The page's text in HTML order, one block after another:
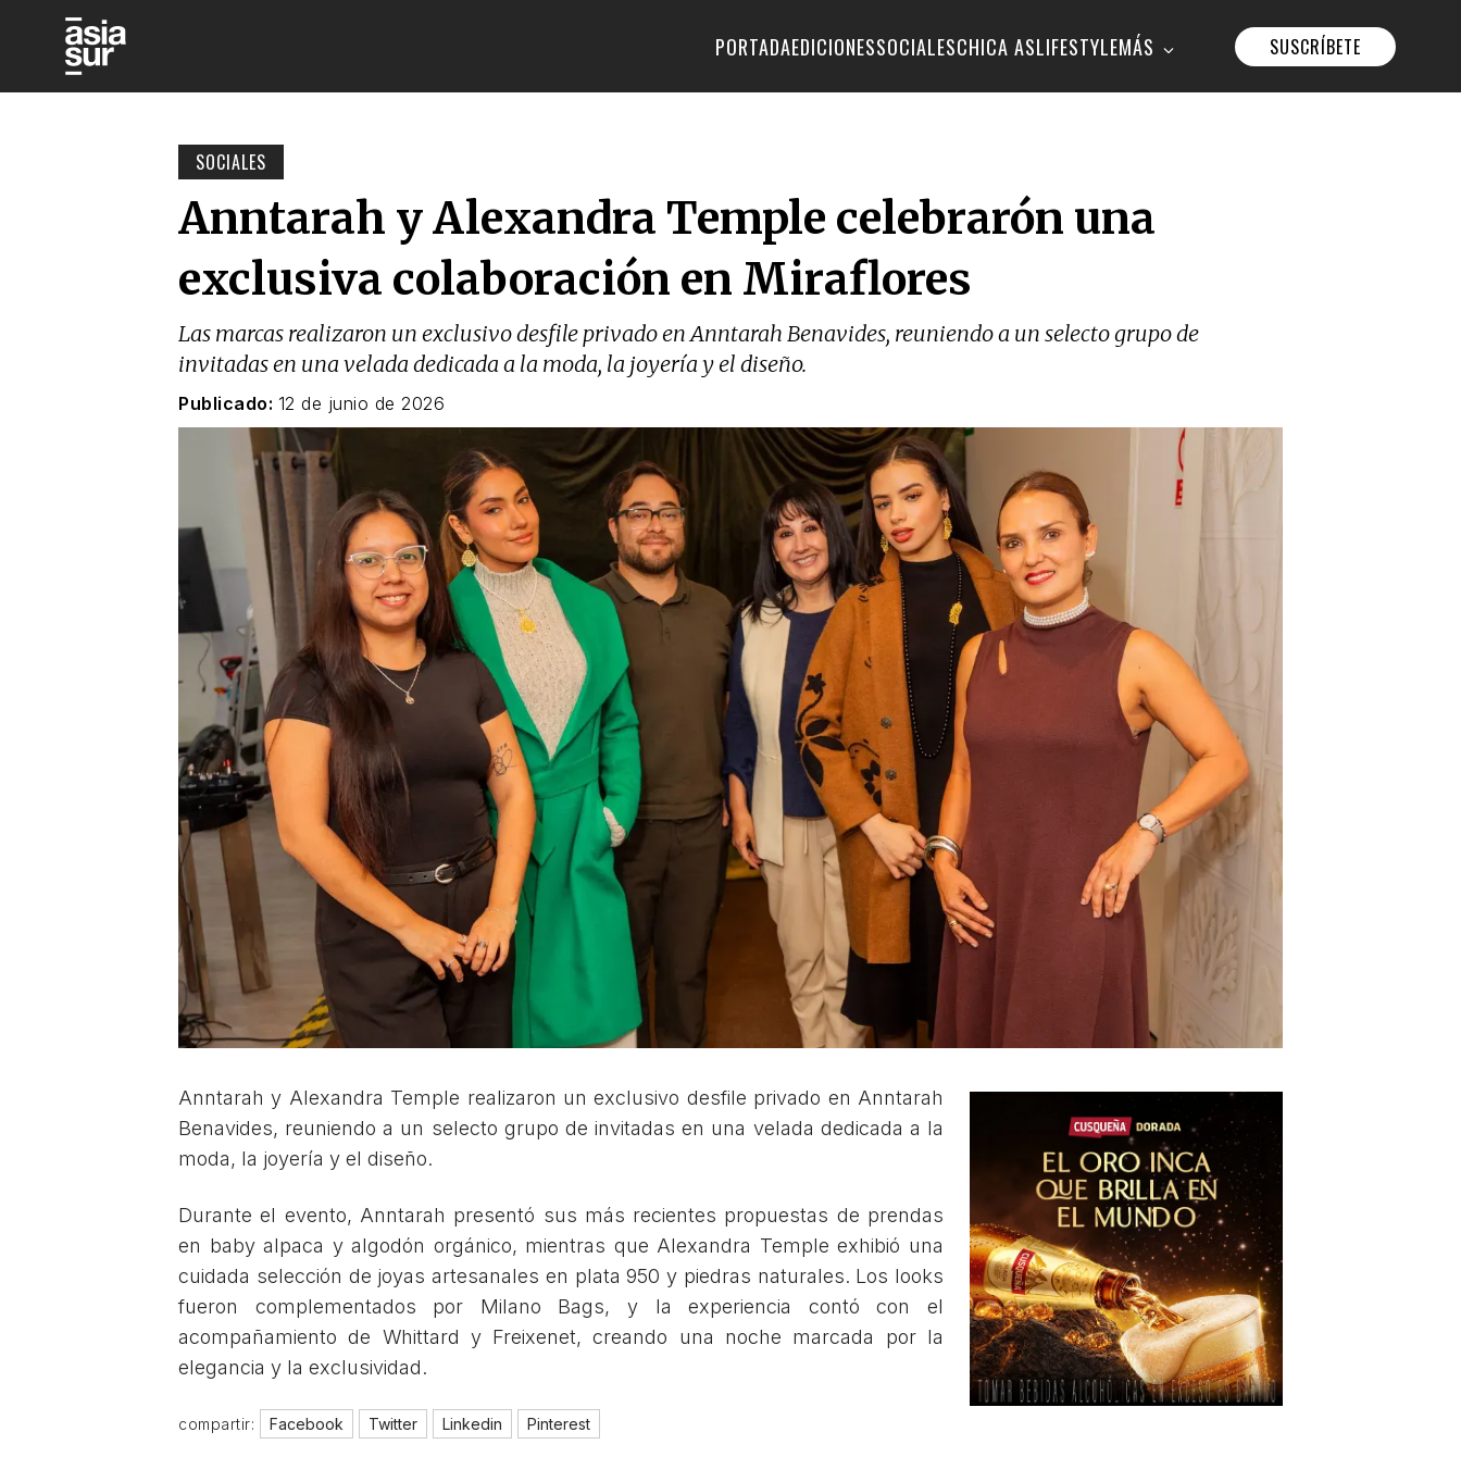
PORTADAEDICIONESSOCIALESCHICA ASLIFESTYLEMÁS SUSCRÍBETE
SOCIALES
Anntarah y Alexandra Temple celebrarón una
exclusiva colaboración en Miraflores
Las marcas realizaron un exclusivo desfile privado en Anntarah Benavides, reuniendo a un selecto grupo de
invitadas en una velada dedicada a la moda, la joyería y el diseño.
Publicado: 12 de junio de 2026
Anntarah y Alexandra Temple realizaron un exclusivo desfile privado en Anntarah
Benavides, reuniendo a un selecto grupo de invitadas en una velada dedicada a la
moda, la joyería y el diseño.
Durante el evento, Anntarah presentó sus más recientes propuestas de prendas
en baby alpaca y algodón orgánico, mientras que Alexandra Temple exhibió una
cuidada selección de joyas artesanales en plata 950 y piedras naturales. Los looks
fueron complementados por Milano Bags, y la experiencia contó con el
acompañamiento de Whittard y Freixenet, creando una noche marcada por la
elegancia y la exclusividad.
compartir: Facebook Twitter Linkedin Pinterest